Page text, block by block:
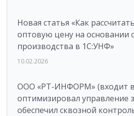
Новая статья «Как
оптовую цену на основании
производства в 1С:УНФ»
10.02.2026
ООО «РТ-ИНФОРМ» (входит в
оптимизировал управление
обеспечил сквозной